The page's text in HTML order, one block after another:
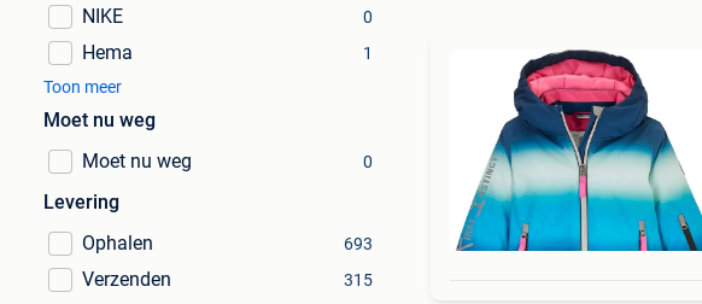
NIKE 0
Hema
1
Toon meer
Moet nu weg
Moet nu weg
0
Levering
Ophalen
693
Verzenden 315